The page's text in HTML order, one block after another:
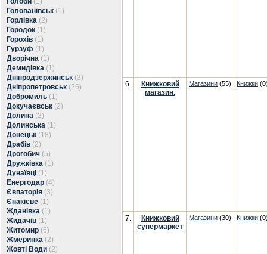
Голованівськ (1)
Горлівка (2)
Городок (1)
Горохів (1)
Гурзуф (1)
Дворічна (1)
Демидівка (1)
Дніпродзержинськ (3)
Дніпропетровськ (26)
Добромиль (1)
Докучаєвськ (2)
Долина (2)
Долинська (1)
Донецьк (18)
Драбів (2)
Дрогобич (5)
Дружківка (1)
Дунаївці (1)
Енергодар (4)
Євпаторія (3)
Єнакієве (1)
Жданівка (1)
Жидачів (1)
Житомир (6)
Жмеринка (2)
Жовті Води (2)
6.
Книжковий
магазин.
Магазини (55) Книжки
7.
Книжковий
супермаркет
Магазини (30) Книжки